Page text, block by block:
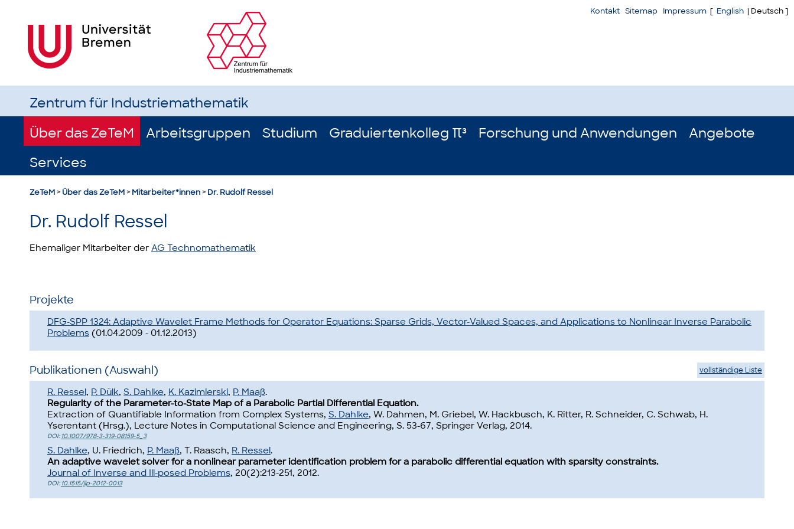
Zentrum für Industriemathematik
Über das ZeTeM
Arbeitsgruppen Studium Graduiertenkolleg π³ Forschung und Anwendungen
Angebote
Services
ZeTeM> Über das ZeTeM> Mitarbeiter*innen> Dr. Rudolf Ressel
Kontakt Sitemap Impressum [ English | Deutsch ]
Dr. Rudolf Ressel
Ehemaliger Mitarbeiter der AG Technomathematik
Projekte
DFG-SPP 1324: Adaptive Wavelet Frame Methods for Operator Equations: Sparse Grids, Vector-Valued Spaces, and Applications to Nonlinear Inverse Parabolic
Problems (01.04.2009 - 01.12.2013)
Publikationen (Auswahl) vollständige Liste
R. Ressel, P. Dülk, S. Dahlke, K. Kazimierski, P. Maaß.
Regularity of the Parameter-to-State Map of a Parabolic Partial Differential Equation.
Extraction of Quantifiable Information from Complex Systems, S. Dahlke, W. Dahmen, M. Griebel, W. Hackbusch, K. Ritter, R. Schneider, C. Schwab, H.
Yserentant (Hrsg.), Lecture Notes in Computational Science and Engineering, S. 53-67, Springer Verlag, 2014.
DOI: 10.1007/978-3-319-08159-5_3
S. Dahlke, U. Friedrich, P. Maaß, T. Raasch, R. Ressel.
An adaptive wavelet solver for a nonlinear parameter identification problem for a parabolic differential equation with sparsity constraints.
Journal of Inverse and Ill-posed Problems, 20(2):213-251, 2012.
DOI: 10.1515/jip-2012-0013